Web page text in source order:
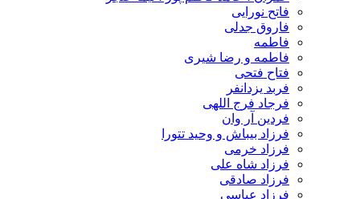
فاتح نورایی
فاروق جدلی
فاطمه
فاطمه و رضا شیری
فتاح فتحی
فربد یزدانفر
فرجاد فرج اللهی
فردین آر وان
فرزاد بیباش و وحید تتورا
فرزاد خرمی
فرزاد شاه علی
فرزاد صادقی
فرزاد عباسی